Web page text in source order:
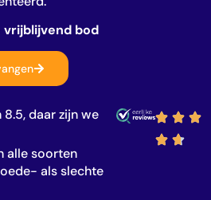
bod
daar zijn we
alle soorten
als slechte